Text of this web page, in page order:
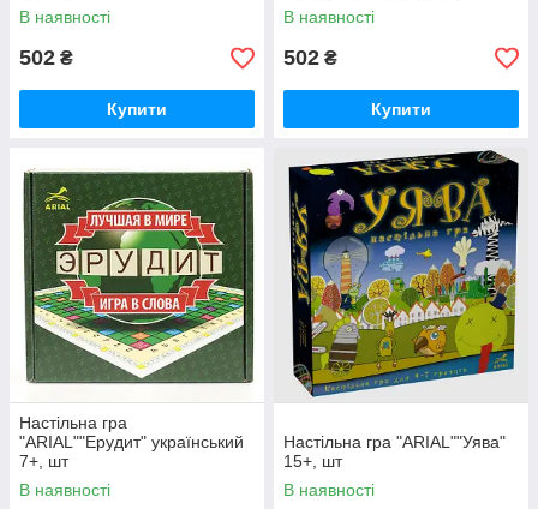
В наявності
502 ₴
Купити
В наявності
502 ₴
Купити
Настільна гра
"ARIAL""Ерудит" український
7+, шт
В наявності
Настільна гра "ARIAL""Уява"
15+, шт
В наявності